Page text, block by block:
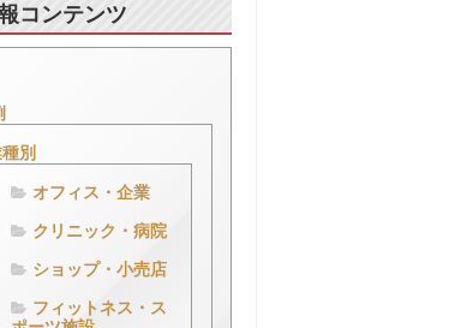
コンテンツ
別
オフィス・企業
クリニック・病院
ショップ・小売店
フィットネス・ス